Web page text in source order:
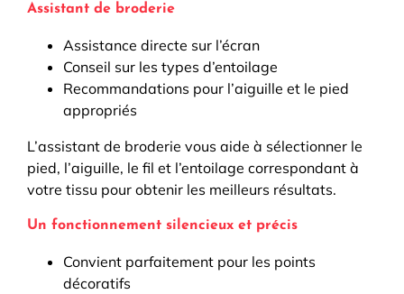
Assistant de broderie
Assistance directe sur l’écran
Conseil sur les types d’entoilage
Recommandations pour l’aiguille et le pied
appropriés
L’assistant de broderie vous aide à sélectionner le
pied, l’aiguille, le fil et l’entoilage correspondant à
votre tissu pour obtenir les meilleurs résultats.
Un fonctionnement silencieux et précis
Convient parfaitement pour les points
décoratifs